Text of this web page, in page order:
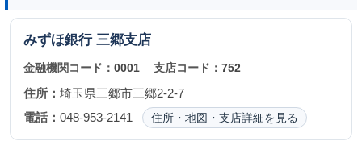
みずほ銀行 三郷支店
金融機関コード： 0001 支店コード：752
住所： 埼玉県三郷市三郷2-2-7
電話： 048-953-2141 住所・地図・支店詳細を見る